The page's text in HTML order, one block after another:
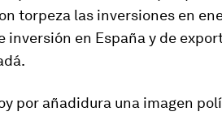
torpeza las inversiones en
en España y de
por añadidura una imagen